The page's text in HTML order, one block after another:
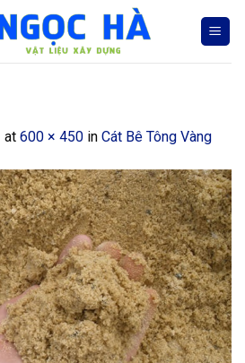
at 600 × 450 in Cát Bê Tông Vàng